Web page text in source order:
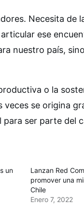
Necesita de
ese
nuestro país,
o la
se origina
ser parte del
un
Lanzan Red
promover una
Chile
Enero 7, 2022